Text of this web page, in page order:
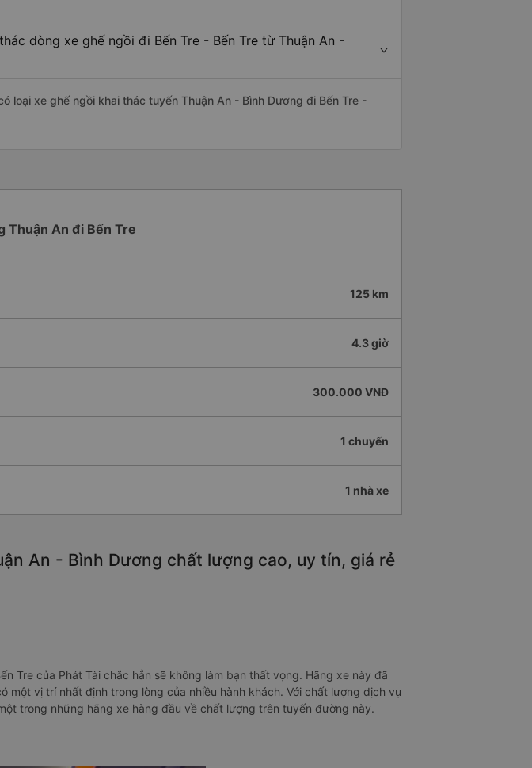
dòng xe ghế ngồi đi Bến Tre - Bến Tre từ Thuận An -
loại xe ghế ngồi khai thác tuyến Thuận An - Bình Dương đi Bến Tre -
Thuận An đi Bến Tre
125 km
4.3 giờ
300.000 VNĐ
1 chuyến
1 nhà xe
An - Bình Dương chất lượng cao, uy tín, giá rẻ
Tre của Phát Tài chắc hẳn sẽ không làm bạn thất vọng. Hãng xe này đã
vị trí nhất định trong lòng của nhiều hành khách. Với chất lượng dịch vụ
trong những hãng xe hàng đầu về chất lượng trên tuyến đường này.